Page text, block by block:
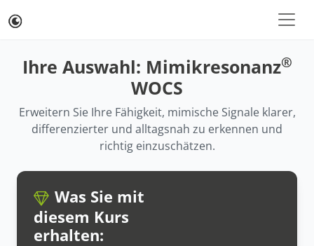
Ihre Auswahl: Mimikresonanz®
WOCS
Erweitern Sie Ihre Fähigkeit, mimische Signale klarer,
differenzierter und alltagsnah zu erkennen und
richtig einzuschätzen.
Was Sie mit
diesem Kurs
erhalten: